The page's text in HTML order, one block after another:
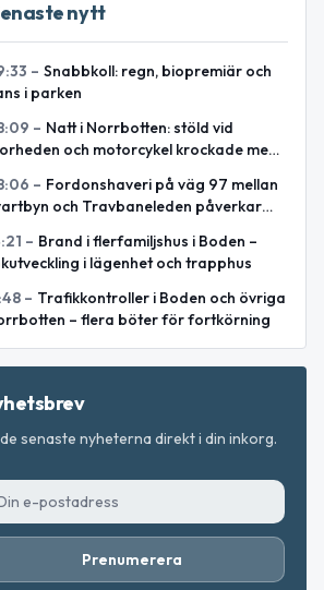
nytt
– Snabbkoll: regn, biopremiär och
i parken
– Natt i Norrbotten: stöld vid
och motorcykel krockade med
– Fordonshaveri på väg 97 mellan
och Travbaneleden påverkar
– Brand i flerfamiljshus i Boden –
i lägenhet och trapphus
– Trafikkontroller i Boden och övriga
– flera böter för fortkörning
senaste nyheterna direkt i din inkorg.
Prenumerera